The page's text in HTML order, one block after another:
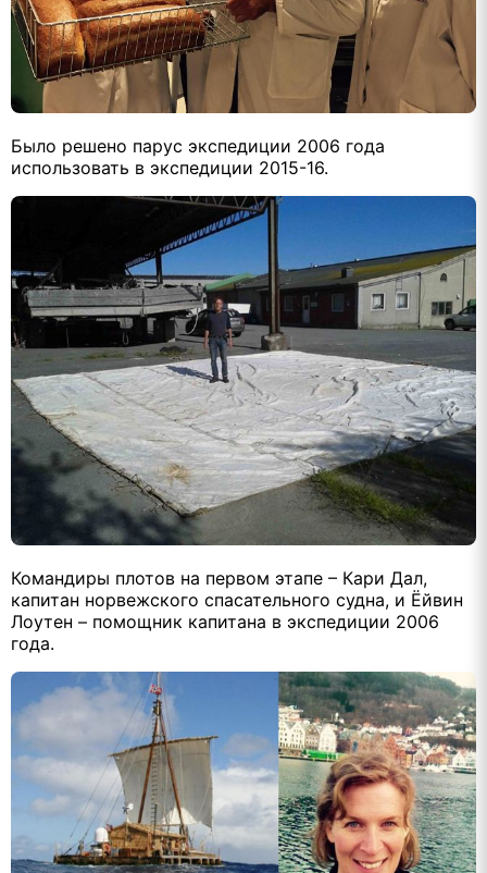
Было решено парус экспедиции 2006 года
использовать в экспедиции 2015-16.
Командиры плотов на первом этапе – Кари Дал,
капитан норвежского спасательного судна, и Ёйвин
Лоутен – помощник капитана в экспедиции 2006
года.